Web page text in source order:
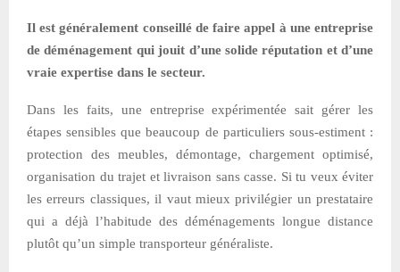
Il est généralement conseillé de faire appel à une entreprise
de déménagement qui jouit d’une solide réputation et d’une
vraie expertise dans le secteur.
Dans les faits, une entreprise expérimentée sait gérer les
étapes sensibles que beaucoup de particuliers sous-estiment :
protection des meubles, démontage, chargement optimisé,
organisation du trajet et livraison sans casse. Si tu veux éviter
les erreurs classiques, il vaut mieux privilégier un prestataire
qui a déjà l’habitude des déménagements longue distance
plutôt qu’un simple transporteur généraliste.